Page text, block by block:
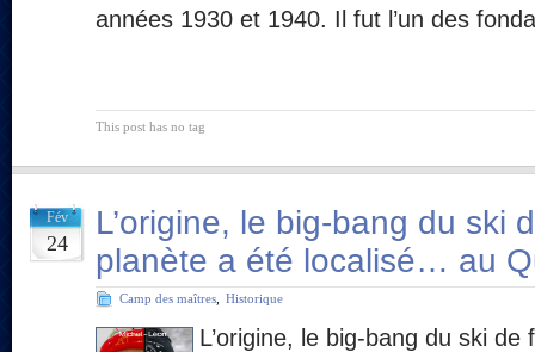
années 1930 et 1940. Il fut l’un des
This post has no tag
Fév
24
L’origine, le big-bang du ski
planète a été localisé… au
Camp des maîtres Historique
L’origine, le big-bang du ski